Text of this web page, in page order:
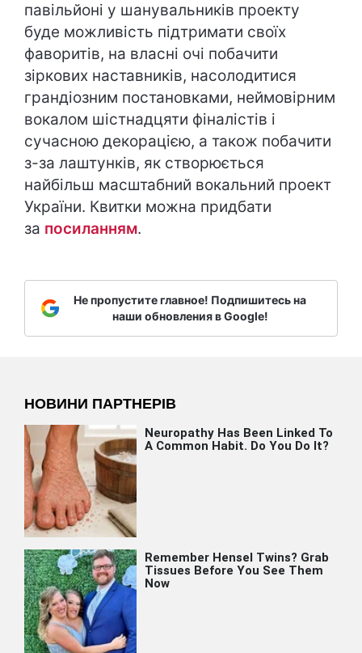
павільйоні у шанувальників проекту
буде можливість підтримати своїх
фаворитів, на власні очі побачити
зіркових наставників, насолодитися
грандіозним постановками, неймовірним
вокалом шістнадцяти фіналістів і
сучасною декорацією, а також побачити
з-за лаштунків, як створюється
найбільш масштабний вокальний проект
України. Квитки можна придбати
за посиланням.
Не пропустите главное! Подпишитесь на
наши обновления в Google!